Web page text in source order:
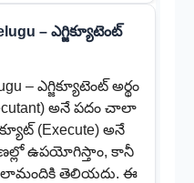
– ఎగ్జిక్యూటెంట్
– ఎగ్జిక్యూటెంట్ అర్థం
అనే పదం చాలా
(Execute) అనే
ఉపయోగిస్తాం, కానీ
తెలియదు. ఈ